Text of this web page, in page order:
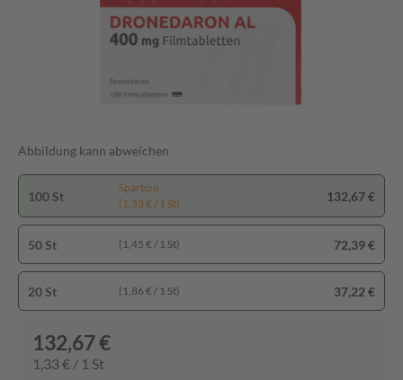
Abbildung kann abweichen
100 St
Spartipp
(1,33 € / 1 St)
132,67 €
50 St (1,45 € / 1 St) 72,39 €
20 St (1,86 € / 1 St) 37,22 €
132,67 €
1,33 € / 1 St